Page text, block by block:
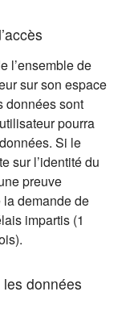
l’ensemble de
sur son espace
données sont
pourra
Si le
sur l’identité du
preuve
la demande de
impartis (1
données